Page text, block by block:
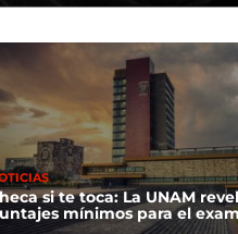
si te toca: La UNAM
mínimos para el